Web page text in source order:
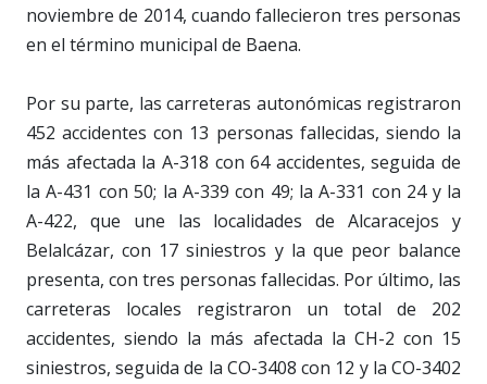
noviembre de 2014, cuando fallecieron tres personas
en el término municipal de Baena.
Por su parte, las carreteras autonómicas registraron
452 accidentes con 13 personas fallecidas, siendo la
más afectada la A-318 con 64 accidentes, seguida de
la A-431 con 50; la A-339 con 49; la A-331 con 24 y la
A-422, que une las localidades de Alcaracejos y
Belalcázar, con 17 siniestros y la que peor balance
presenta, con tres personas fallecidas. Por último, las
carreteras locales registraron un total de 202
accidentes, siendo la más afectada la CH-2 con 15
siniestros, seguida de la CO-3408 con 12 y la CO-3402